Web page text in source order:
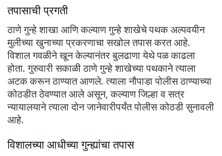
तपासाची प्रगती
ठाणे गुन्हे शाखा आणि कल्याण गुन्हे शाखेचे पथक अल्पवयीन
मुलीच्या खुनाच्या प्रकरणाचा सखोल तपास करत आहे.
विशाल गवळीने खून केल्यानंतर बुलढाणा येथे पळ काढला
होता. गुरुवारी सकाळी ठाणे गुन्हे शाखेच्या पथकाने त्याला
अटक करून ठाण्यात आणले. त्याला नौपाडा पोलीस ठाण्याच्या
कोठडीत ठेवण्यात आले असून, कल्याण जिल्हा व सत्र
न्यायालयाने त्याला दोन जानेवारीपर्यंत पोलीस कोठडी सुनावली
आहे.
विशालच्या आधीच्या गुन्ह्यांचा तपास